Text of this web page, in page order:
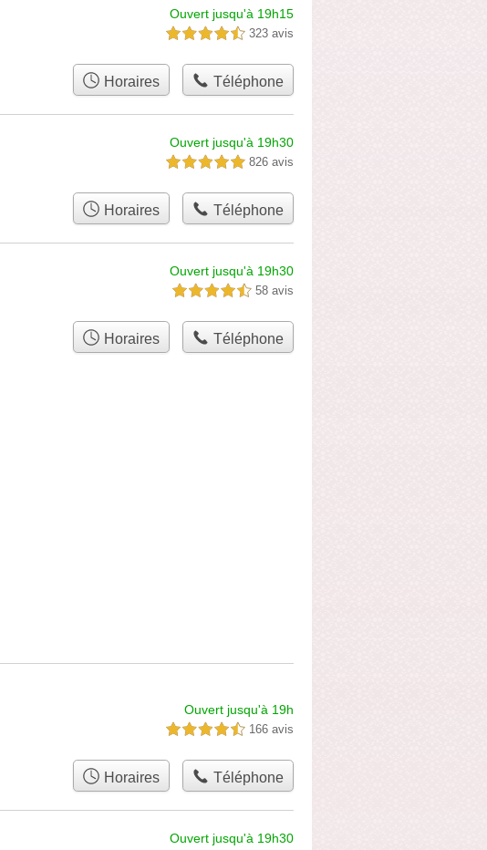
Ouvert jusqu'à 19h15
4,5 étoiles sur 5 323 avis
Horaires Téléphone
Ouvert jusqu'à 19h30
5,0 étoiles sur 5 826 avis
Horaires Téléphone
Ouvert jusqu'à 19h30
4,5 étoiles sur 5 58 avis
Horaires Téléphone
Ouvert jusqu'à 19h
4,5 étoiles sur 5 166 avis
Horaires Téléphone
Ouvert jusqu'à 19h30